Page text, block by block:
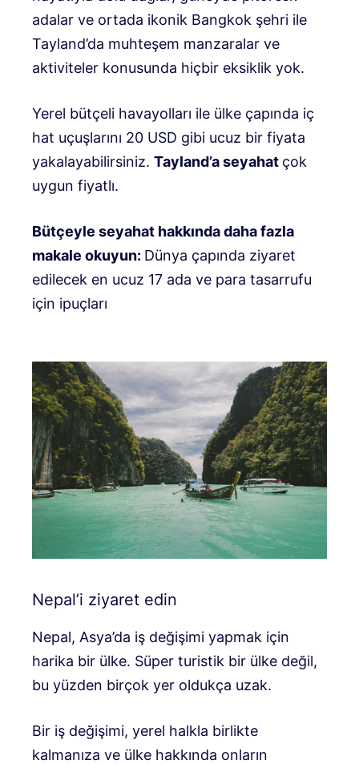
adalar ve ortada ikonik Bangkok şehri ile
Tayland’da muhteşem manzaralar ve
aktiviteler konusunda hiçbir eksiklik yok.
Yerel bütçeli havayolları ile ülke çapında iç
hat uçuşlarını 20 USD gibi ucuz bir fiyata
yakalayabilirsiniz. Tayland’a seyahat çok
uygun fiyatlı.
Bütçeyle seyahat hakkında daha fazla
makale okuyun: Dünya çapında ziyaret
edilecek en ucuz 17 ada ve para tasarrufu
için ipuçları
Nepal’i ziyaret edin
Nepal, Asya’da iş değişimi yapmak için
harika bir ülke. Süper turistik bir ülke değil,
bu yüzden birçok yer oldukça uzak.
Bir iş değişimi, yerel halkla birlikte
kalmanıza ve ülke hakkında onların